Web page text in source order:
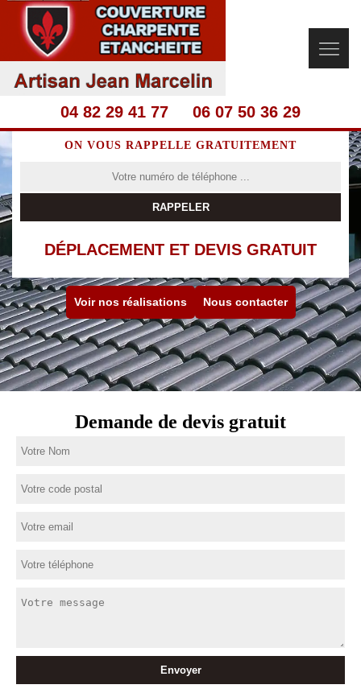
04 82 29 41 77 06 07 50 36 29
ON VOUS RAPPELLE GRATUITEMENT
DÉPLACEMENT ET DEVIS GRATUIT
Voir nos réalisations Nous contacter
Demande de devis gratuit